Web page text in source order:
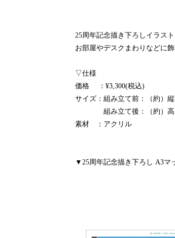
25周年記念描き下ろしイラス
お部屋やデスクまわりなどに
▽仕様
価格 ：¥3,300(税込)
サイズ：組み立て前：（約）縦
組み立て後：（約）高さ
素材 ：アクリル
▼25周年記念描き下ろし A3マ